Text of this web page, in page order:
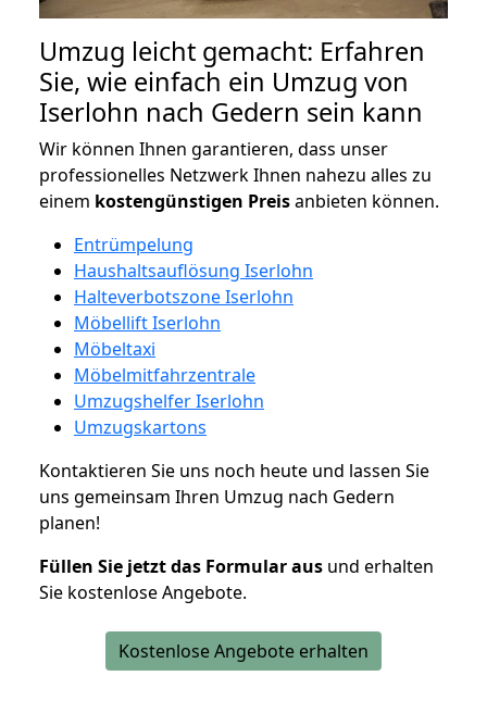
Umzug leicht gemacht: Erfahren
Sie, wie einfach ein Umzug von
Iserlohn nach Gedern sein kann
Wir können Ihnen garantieren, dass unser
professionelles Netzwerk Ihnen nahezu alles zu
einem kostengünstigen Preisanbieten können.
Entrümpelung
Haushaltsauflösung Iserlohn
Halteverbotszone Iserlohn
Möbellift Iserlohn
Möbeltaxi
Möbelmitfahrzentrale
Umzugshelfer Iserlohn
Umzugskartons
Kontaktieren Sie uns noch heute und lassen Sie
uns gemeinsam Ihren Umzug nach Gedern
planen!
Füllen Sie jetzt das Formular aus und erhalten
Sie kostenlose Angebote.
Kostenlose Angebote erhalten